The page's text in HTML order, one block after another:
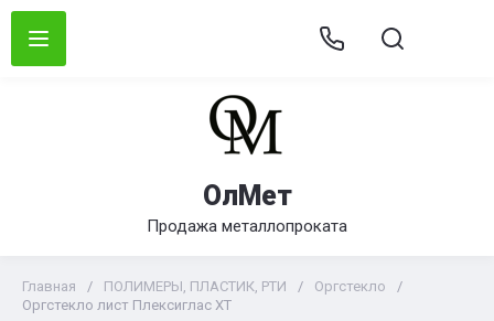
ОлМет
Продажа металлопроката
Главная / ПОЛИМЕРЫ, ПЛАСТИК, РТИ / Оргстекло
/
Оргстекло лист Плексиглас XT